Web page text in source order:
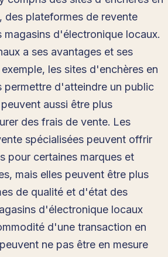
, des plateformes de revente
magasins d'électronique locaux.
a ses avantages et ses
les sites d'enchères en
permettre d'atteindre un public
aussi être plus
des frais de vente. Les
spécialisées peuvent offrir
pour certaines marques et
mais elles peuvent être plus
de qualité et d'état des
d'électronique locaux
d'une transaction en
ne pas être en mesure